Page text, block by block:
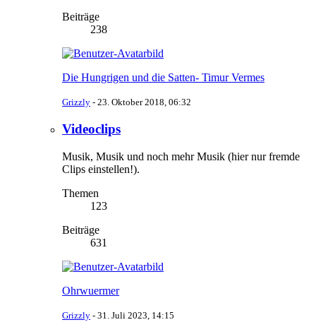
Beiträge
238
Die Hungrigen und die Satten- Timur Vermes
Grizzly - 23. Oktober 2018, 06:32
Videoclips
Musik, Musik und noch mehr Musik (hier nur fremde
Clips einstellen!).
Themen
123
Beiträge
631
Ohrwuermer
Grizzly - 31. Juli 2023, 14:15